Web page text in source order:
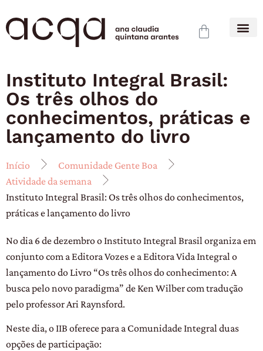
Instituto Integral Brasil:
Os três olhos do
conhecimentos, práticas e
lançamento do livro
Início
Comunidade Gente Boa
Atividade da semana
Instituto Integral Brasil: Os três olhos do conhecimentos,
práticas e lançamento do livro
No dia 6 de dezembro o Instituto Integral Brasil organiza em
conjunto com a Editora Vozes e a Editora Vida Integral o
lançamento do Livro “Os três olhos do conhecimento: A
busca pelo novo paradigma” de Ken Wilber com tradução
pelo professor Ari Raynsford.
Neste dia, o IIB oferece para a Comunidade Integral duas
opções de participação: